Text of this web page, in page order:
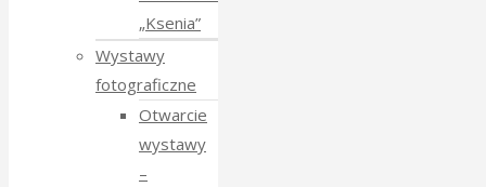
„Ksenia”
Wystawy
fotograficzne
Otwarcie
wystawy
–